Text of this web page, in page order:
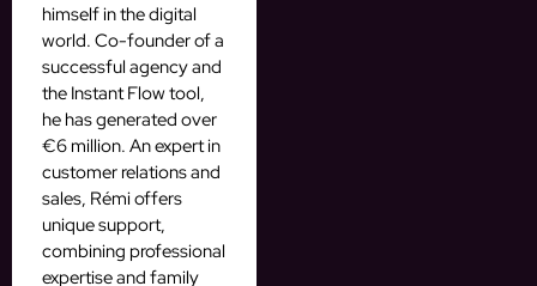
himself in the digital
world. Co-founder of a
successful agency and
the Instant Flow tool,
he has generated over
€6 million. An expert in
customer relations and
sales, Rémi offers
unique support,
combining professional
expertise and family